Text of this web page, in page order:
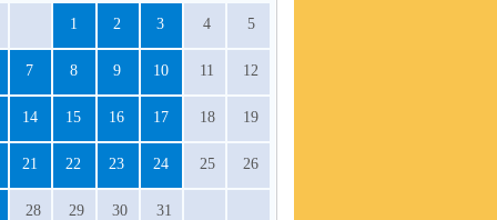
1 2 3 4 5
7 8 9 10 11 12
14 15 16 17 18 19
21 22 23 24 25 26
28 29 30 31